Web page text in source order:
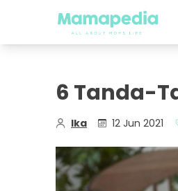
6 Tanda-
Ika 12 Jun 2021